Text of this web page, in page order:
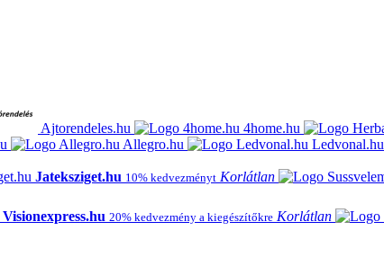
Ajtorendeles.hu 4home.hu
Allegro.hu
Ledvonal.hu
Jateksziget.hu 10% kedvezményt Korlátlan
Visionexpress.hu 20% kedvezmény a kiegészítőkre Korlátlan